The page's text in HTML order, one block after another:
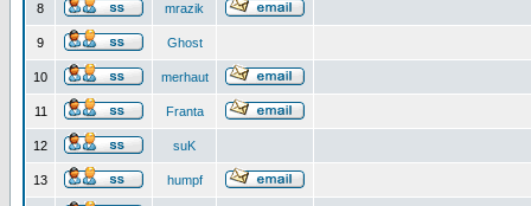
8 mrazik
9 Ghost
10 merhaut
11 Franta
12 suK
13 humpf